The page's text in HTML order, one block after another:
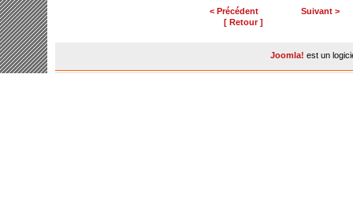
< Précédent
Suivant >
[ Retour ]
Joomla! est un